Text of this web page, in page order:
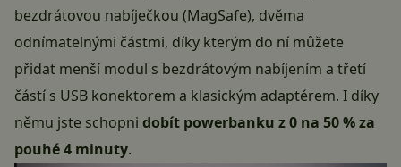
bezdrátovou nabíječkou (MagSafe), dvěma
odnímatelnými částmi, díky kterým do ní můžete
přidat menší modul s bezdrátovým nabíjením a třetí
částí s USB konektorem a klasickým adaptérem. I díky
němu jste schopni dobít powerbanku z 0 na 50 % za
pouhé 4 minuty.